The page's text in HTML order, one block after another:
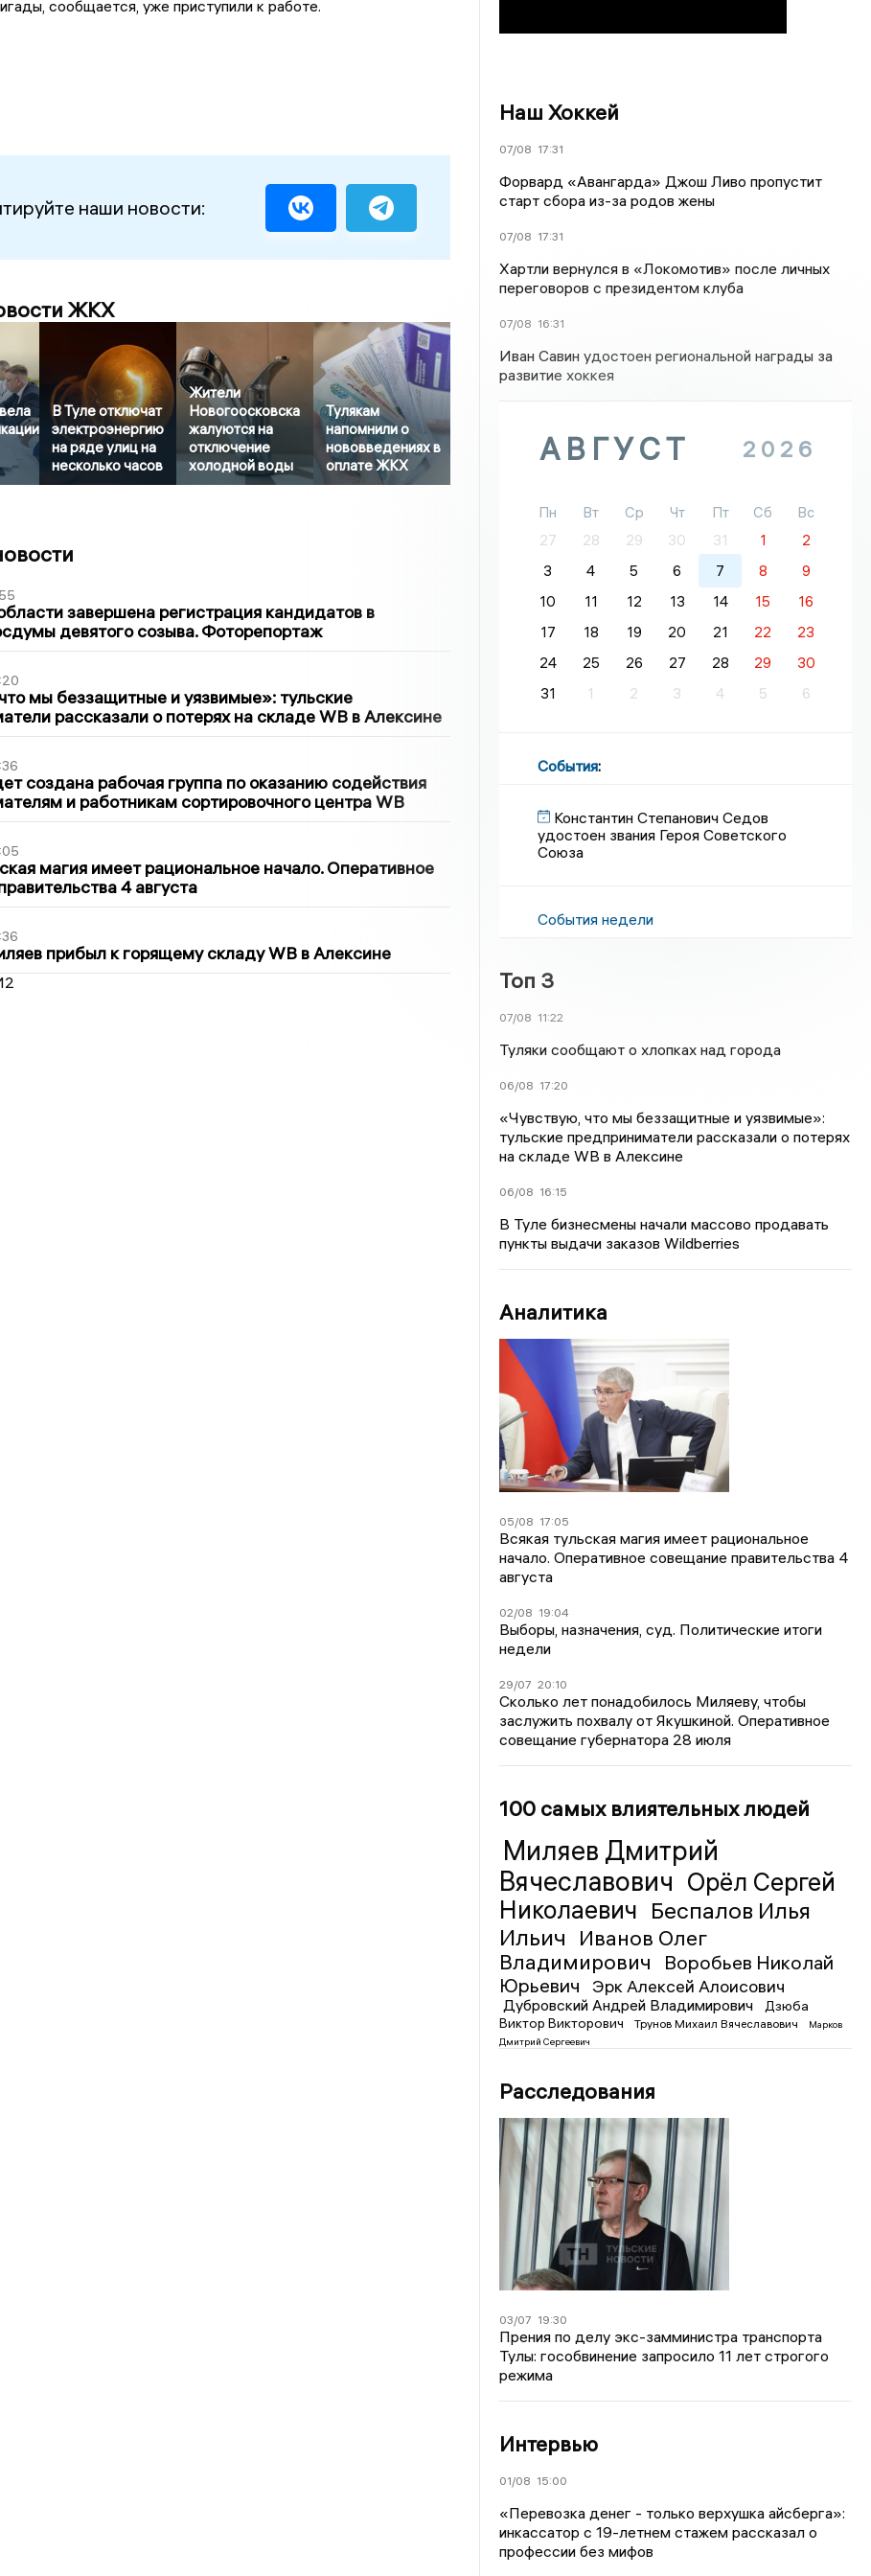
сообщается, уже приступили к работе.
наши новости:
ЖКХ
В Туле отключат
электроэнергию
на ряде улиц на
несколько часов
Жители
Новогоосковска
жалуются на
отключение
холодной воды
Тулякам
напомнили о
нововведениях в
оплате ЖКХ
завершена регистрация кандидатов в
девятого созыва. Фоторепортаж
мы беззащитные и уязвимые»: тульские
рассказали о потерях на складе WB в Алексине
создана рабочая группа по оказанию содействия
и работникам сортировочного центра WB
магия имеет рациональное начало. Оперативное
4 августа
прибыл к горящему складу WB в Алексине
Наш Хоккей
07/08 17:31
Форвард «Авангарда» Джош Ливо пропустит
старт сбора из-за родов жены
07/08 17:31
Хартли вернулся в «Локомотив» после личных
переговоров с президентом клуба
07/08 16:31
Иван Савин удостоен региональной награды за
развитие хоккея
АВГУСТ 2026
Пн Вт Ср Чт Пт Сб
Вс
27
28 29 30 31 1
2
3
4 5 6 7 8
9
10
11 12 13 14 15
16
17
18 19 20 21 22
23
24
25 26 27 28 29
30
31
1 2 3 4 5 6
События:
Константин Степанович Седов
удостоен звания Героя Советского
Союза
События недели
Топ 3
07/08 11:22
Туляки сообщают о хлопках над города
06/08 17:20
«Чувствую, что мы беззащитные и уязвимые»:
тульские предприниматели рассказали о потерях
на складе WB в Алексине
06/08 16:15
В Туле бизнесмены начали массово продавать
пункты выдачи заказов Wildberries
Аналитика
05/08 17:05
Всякая тульская магия имеет рациональное
начало. Оперативное совещание правительства 4
августа
02/08 19:04
Выборы, назначения, суд. Политические итоги
недели
29/07 20:10
Сколько лет понадобилось Миляеву, чтобы
заслужить похвалу от Якушкиной. Оперативное
совещание губернатора 28 июля
100 самых влиятельных людей
Миляев Дмитрий
Вячеславович Орёл Сергей
Николаевич Беспалов Илья
Ильич
Иванов Олег
Владимирович
Воробьев Николай
Юрьевич
Эрк Алексей Алоисович
Дубровский Андрей Владимирович
Дзюба
Виктор Викторович
Трунов Михаил Вячеславович
Марков
Дмитрий Сергеевич
Расследования
03/07 19:30
Прения по делу экс-замминистра транспорта
Тулы: гособвинение запросило 11 лет строгого
режима
Интервью
01/08 15:00
«Перевозка денег - только верхушка айсберга»:
инкассатор с 19-летнем стажем рассказал о
профессии без мифов